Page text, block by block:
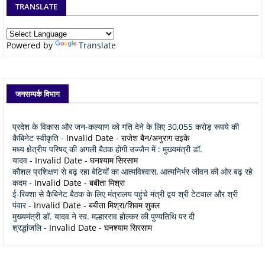
TRANSLATE
Powered by Translate
जनसम्पर्क विभाग
प्रदेश के विकास और जन-कल्याण को गति देने के लिए 30,055 करोड़ रूपये की
कैबिनेट स्वीकृति - Invalid Date - राजेश बैन/अनुराग उइके
मध्य क्षेत्रीय परिषद् की अगली बैठक होगी उज्जैन में : मुख्यमंत्री डॉ.
यादव - Invalid Date - घनश्याम सिरसाम
कौशल प्रशिक्षण से बढ़ रहा बेटियों का आत्मविश्वास, आत्मनिर्भर जीवन की ओर बढ़ रहे
कदम- Invalid Date - बबीता मिश्रा
ई-रिक्शा से कैबिनेट बैठक के लिए मंत्रालय पहुंचे मंत्री द्वय श्री टेटवाल और श्री
पंवार- Invalid Date - बबीता मिश्रा/शिवम शुक्ल
मुख्यमंत्री डॉ. यादव ने स्व. मल्हारराव होल्कर की पुण्यतिथि पर दी
श्रद्धांजलि- Invalid Date - घनश्याम सिरसाम